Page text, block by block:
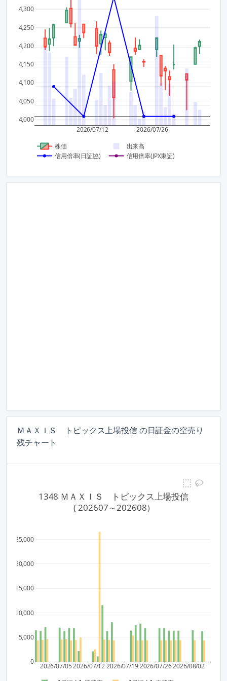
2026/07/12 2026/07/26
4,000
4,050
4,100
4,150
4,200
4,250
4,300
株価
出来高
信用倍率(日証協)
信用倍率(JPX東証)
ＭＡＸＩＳ トピックス上場投信 の日証金の空売り
残チャート
2026/07/05 2026/07/122026/07/192026/07/262026/08/02
0
5,000
10,000
15,000
20,000
25,000
1348 ＭＡＸＩＳ　トピックス上場投信
( 202607～202608）